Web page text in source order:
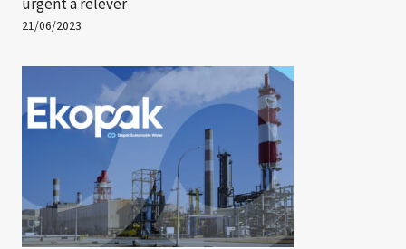
urgent à relever
21/06/2023